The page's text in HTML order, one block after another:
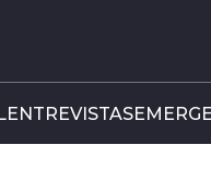
ENTREVISTAS